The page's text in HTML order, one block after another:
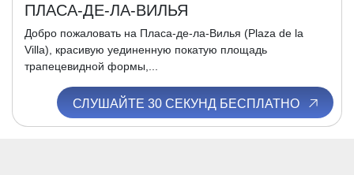
ПЛАСА-ДЕ-ЛА-ВИЛЬЯ
Добро пожаловать на Пласа-де-ла-Вилья (Plaza de la
Villa), красивую уединенную покатую площадь
трапецевидной формы,...
СЛУШАЙТЕ 30 СЕКУНД БЕСПЛАТНО